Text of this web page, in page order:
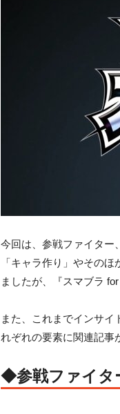
今回は、参戦ファイター
「キャラ作り」やその
ましたが、『スマブラ
また、これまでインサ
れぞれの要素に関連記事
◆参戦ファイタ